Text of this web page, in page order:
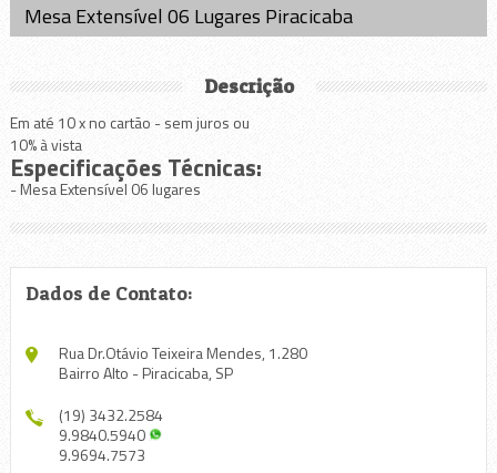
Mesa Extensível 06 Lugares Piracicaba
Descrição
Em até 10 x no cartão - sem juros ou
10% à vista
Especificações Técnicas:
- Mesa Extensível 06 lugares
Dados de Contato:
Rua Dr.Otávio Teixeira Mendes, 1.280
Bairro Alto - Piracicaba, SP
(19) 3432.2584
9.9840.5940
9.9694.7573